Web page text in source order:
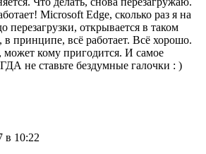
Microsoft Edge, сколько раз я на
перезагрузки, открывается в таком
в принципе, всё работает. Всё хорошо.
может кому пригодится. И самое
не ставьте бездумные галочки : )
в 10:22